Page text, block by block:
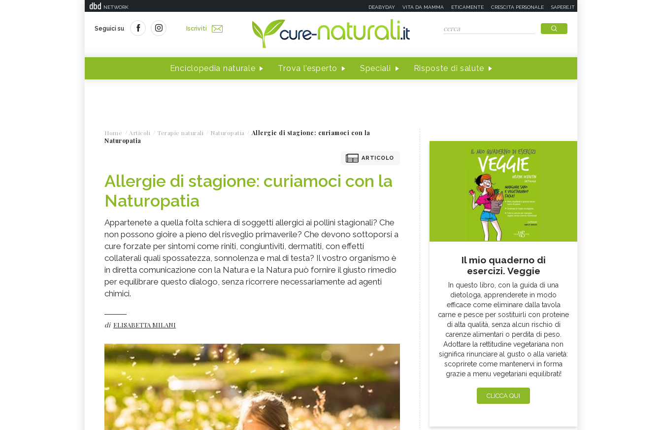
NETWORK DEABYDAY VITA DA MAMMA ETICAMENTE CRESCITA PERSONALE SAPERE.IT
Seguici su Iscriviti
Enciclopedia naturale Trova l'esperto Speciali Risposte di salute
Home Articoli Terapie naturali Naturopatia
Allergie di stagione: curiamoci con la
Naturopatia
ARTICOLO
Allergie di stagione: curiamoci con la
Naturopatia
Appartenete a quella folta schiera di soggetti allergici ai pollini stagionali? Che
non possono gioire a pieno del risveglio primaverile? Che devono sottoporsi a
cure forzate per sintomi come riniti, congiuntiviti, dermatiti, con effetti
collaterali quali spossatezza, sonnolenza e mal di testa? Il vostro organismo è
in diretta comunicazione con la Natura e la Natura può fornire il giusto rimedio
per equilibrare questo dialogo, senza ricorrere necessariamente ad agenti
chimici.
di ELISABETTA MILANI
Il mio quaderno di
esercizi. Veggie
In questo libro, con la guida di una
dietologa, apprenderete in modo
efficace come eliminare dalla tavola
carne e pesce per sostituirli con proteine
di alta qualità, senza alcun rischio di
carenze alimentari o perdita di peso.
Adottare la rettitudine vegetariana non
significa rinunciare al gusto o alla varietà:
scoprirete come mantenervi in forma
grazie a menu vegetariani equilibrati!
CLICCA QUI